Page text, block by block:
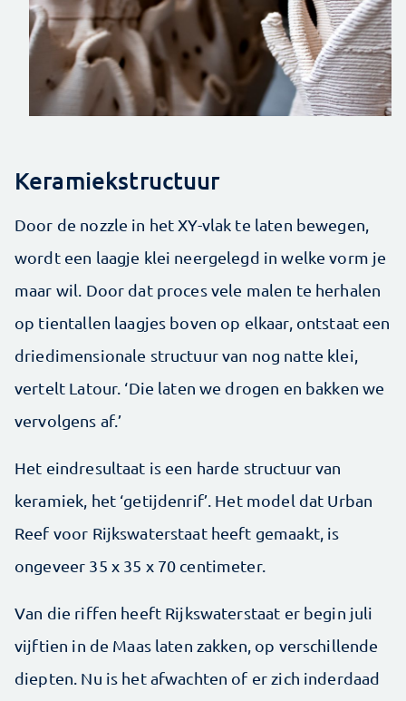
Keramiekstructuur
Door de nozzle in het XY-vlak te laten bewegen,
wordt een laagje klei neergelegd in welke vorm je
maar wil. Door dat proces vele malen te herhalen
op tientallen laagjes boven op elkaar, ontstaat een
driedimensionale structuur van nog natte klei,
vertelt Latour. ‘Die laten we drogen en bakken we
vervolgens af.’
Het eindresultaat is een harde structuur van
keramiek, het ‘getijdenrif’. Het model dat Urban
Reef voor Rijkswaterstaat heeft gemaakt, is
ongeveer 35 x 35 x 70 centimeter.
Van die riffen heeft Rijkswaterstaat er begin juli
vijftien in de Maas laten zakken, op verschillende
diepten. Nu is het afwachten of er zich inderdaad